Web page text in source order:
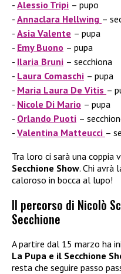
Alessio Tripi – pupo
Annaclara Hellwing –
Asia Valente – pupa
Emy Buono – pupa
Ilaria Bruni – secchiona
Laura Comaschi – pupa
Maria Laura De Vitis –
Nicole Di Mario – pupa
Orlando Puoti –
Valentina Matteucci –
Tra loro ci sarà una coppia
Secchione Show. Chi avrà
caloroso in bocca al lupo!
Il percorso di Nicolò
Secchione
A partire dal 15 marzo ha
La Pupa e il Secchione
resta che seguire passo